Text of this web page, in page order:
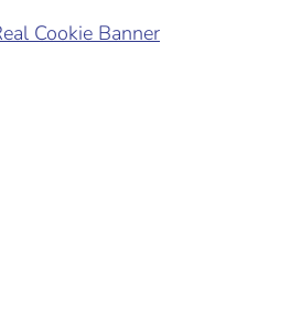
Cookie Banner